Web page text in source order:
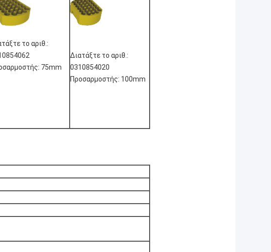
το αριθ.:
75mm
Διατάξτε το αριθ.:
0310854020
Προσαρμοστής: 100mm